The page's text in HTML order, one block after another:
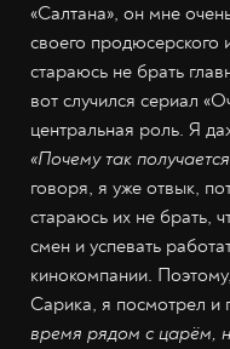
«Салтана», он мне
своего продюсерского
стараюсь не брать
вот случился сериал
центральная роль. Я
«Почему так
говоря, я уже отвык,
стараюсь их не брать,
смен и успевать
кинокомпании.
Сарика, я посмотрел и
время рядом с царём,